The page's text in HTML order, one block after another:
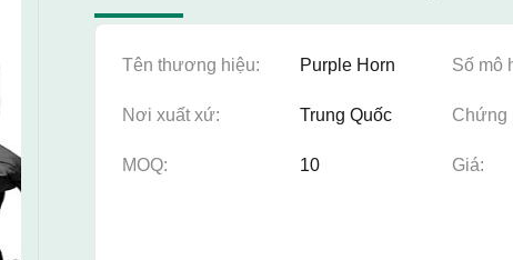
Tên thương hiệu: Purple Horn Số mô
Nơi xuất xứ: Trung Quốc Chứng
MOQ: 10 Giá: